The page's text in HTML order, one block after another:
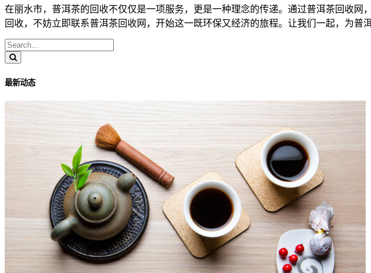
在丽水市，普洱茶的回收不仅仅是一项服务，更是一种理念的传递。通过普洱茶回收
回收，不妨立即联系普洱茶回收网，开始这一既环保又经济的旅程。让我们一起，为普
最新动态